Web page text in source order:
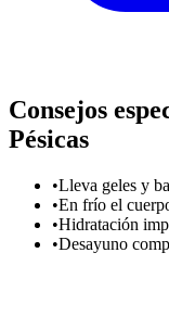
Consejos
Pésicas
•Lleva geles y
•En frío el
•Hidratación
•Desayuno